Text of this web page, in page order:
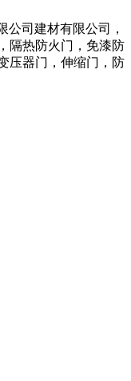
公司建材有限公司，
隔热防火门，免漆防
压器门，伸缩门，防